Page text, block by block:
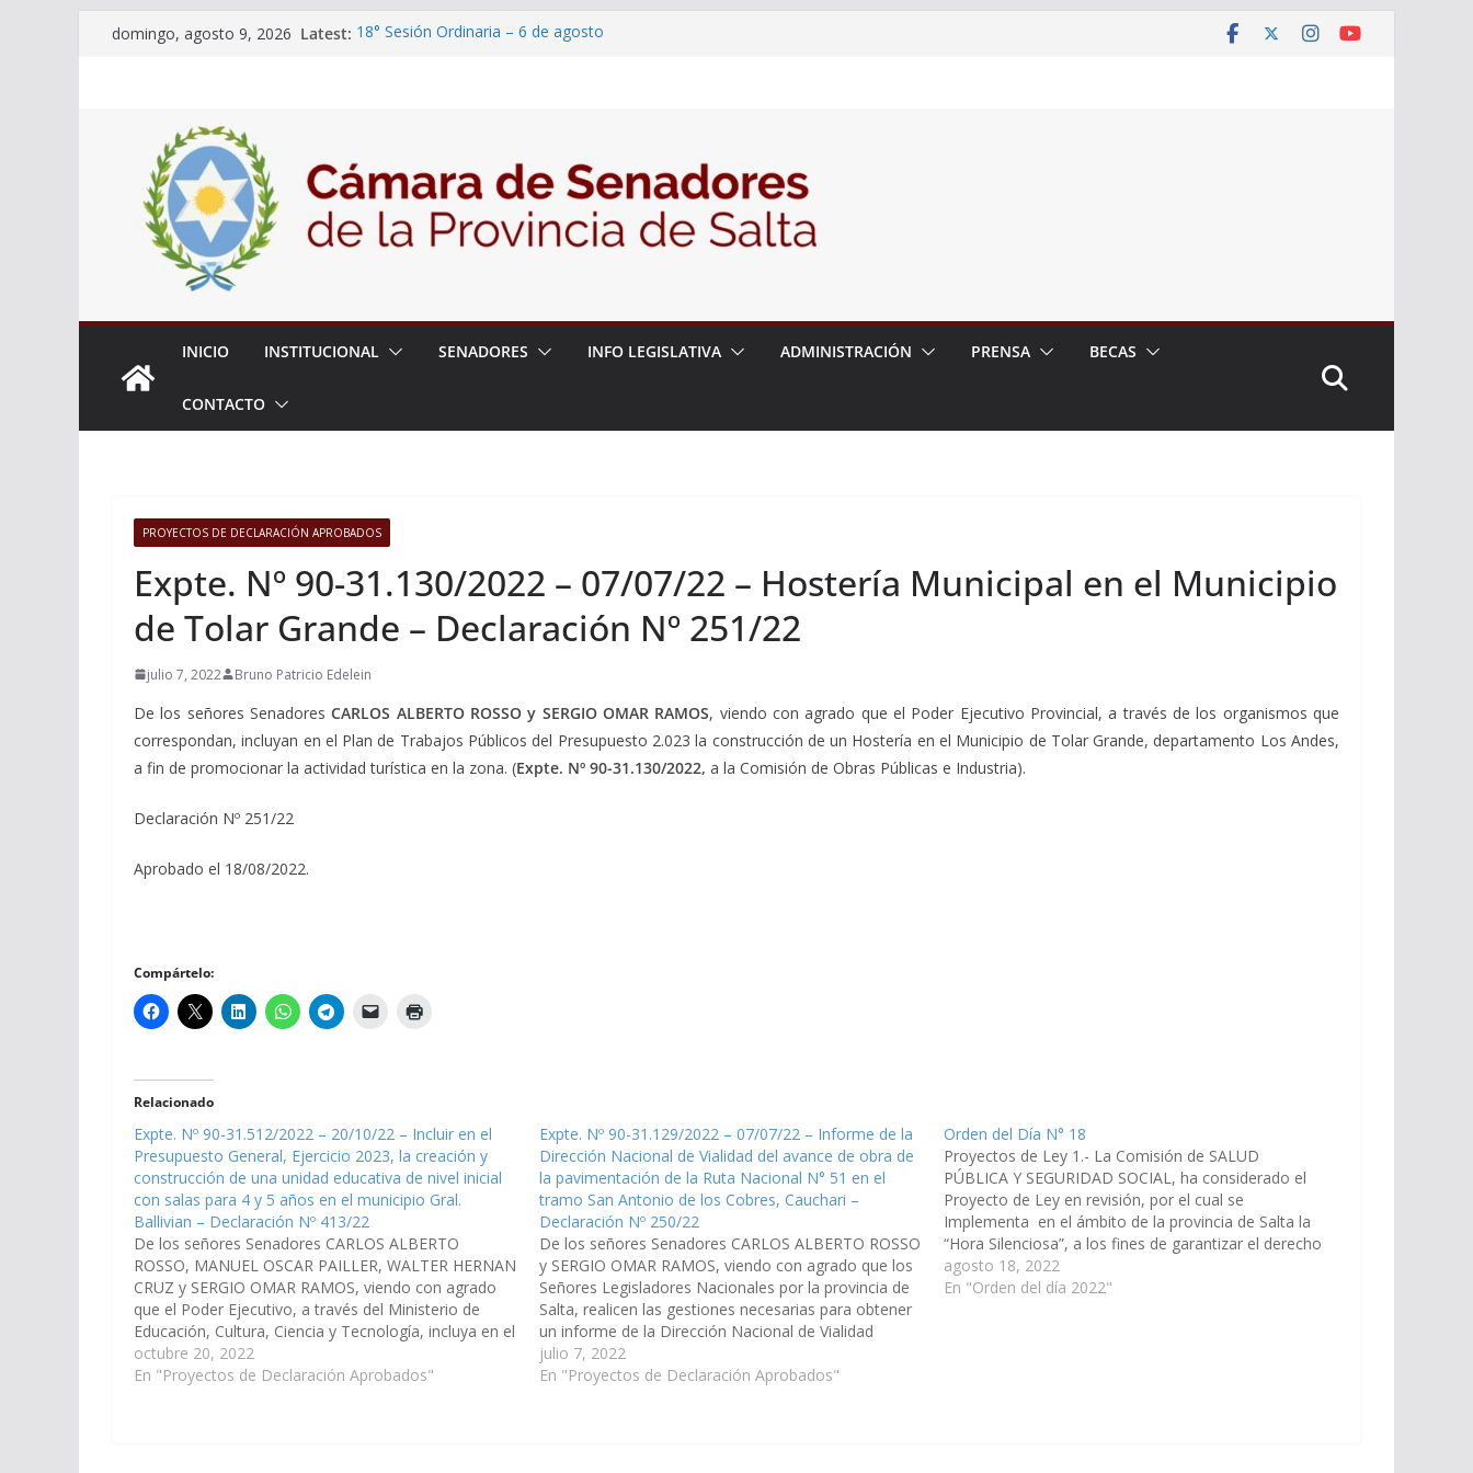
domingo, agosto 9, 2026 Latest: 18° Sesión Ordinaria – 6 de agosto
Expte. Nº 90-34.516/2026 – 06/08/26 – Créase el Ente Salteño
de Protección y Control Vegetal
INICIO INSTITUCIONAL SENADORES INFO LEGISLATIVA ADMINISTRACIÓN PRENSA BECAS
CONTACTO
PROYECTOS DE DECLARACIÓN APROBADOS
Expte. Nº 90-31.130/2022 – 07/07/22 – Hostería Municipal en el Municipio
de Tolar Grande – Declaración Nº 251/22
julio 7, 2022 Bruno Patricio Edelein
De los señores SenadoresCARLOS ALBERTO ROSSO y SERGIO OMAR RAMOS, viendo con agrado que el Poder Ejecutivo Provincial, a través de los organismos que
correspondan, incluyan en el Plan de Trabajos Públicos del Presupuesto 2.023 la construcción de un Hostería en el Municipio de Tolar Grande, departamento Los Andes,
a fin de promocionar la actividad turística en la zona. (Expte. Nº 90-31.130/2022, a la Comisión de Obras Públicas e Industria).
Declaración Nº 251/22
Aprobado el 18/08/2022.
Compártelo:
Relacionado
Expte. Nº 90-31.512/2022 – 20/10/22 – Incluir en el
Presupuesto General, Ejercicio 2023, la creación y
construcción de una unidad educativa de nivel inicial
con salas para 4 y 5 años en el municipio Gral.
Ballivian – Declaración Nº 413/22
De los señores Senadores CARLOS ALBERTO
ROSSO, MANUEL OSCAR PAILLER, WALTER HERNAN
CRUZ y SERGIO OMAR RAMOS, viendo con agrado
que el Poder Ejecutivo, a través del Ministerio de
Educación, Cultura, Ciencia y Tecnología, incluya en el
anteproyecto de Ley del Presupuesto General de la
Provincia, Ejercicio 2023, la creación y…
octubre 20, 2022
En "Proyectos de Declaración Aprobados"
Expte. Nº 90-31.129/2022 – 07/07/22 – Informe de la
Dirección Nacional de Vialidad del avance de obra de
la pavimentación de la Ruta Nacional N° 51 en el
tramo San Antonio de los Cobres, Cauchari –
Declaración Nº 250/22
De los señores Senadores CARLOS ALBERTO ROSSO
y SERGIO OMAR RAMOS, viendo con agrado que los
Señores Legisladores Nacionales por la provincia de
Salta, realicen las gestiones necesarias para obtener
un informe de la Dirección Nacional de Vialidad
acerca del estadoo de situación y avances de la obra
de la…
julio 7, 2022
En "Proyectos de Declaración Aprobados"
Orden del Día N° 18
Proyectos de Ley 1.- La Comisión de SALUD
PÚBLICA Y SEGURIDAD SOCIAL, ha considerado el
Proyecto de Ley en revisión, por el cual se
Implementa en el ámbito de la provincia de Salta la
“Hora Silenciosa”, a los fines de garantizar el derecho
a una protección social integral, de las…
agosto 18, 2022
En "Orden del día 2022"